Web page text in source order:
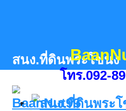
content
โทร.092-
สนง.ที่ดินพระโขนง